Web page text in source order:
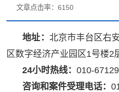
文章点击率：6150
地址： 北京市丰台区右
区数字经济产业园区1号楼2
24小时热线：010-
咨询和案件受理电话：